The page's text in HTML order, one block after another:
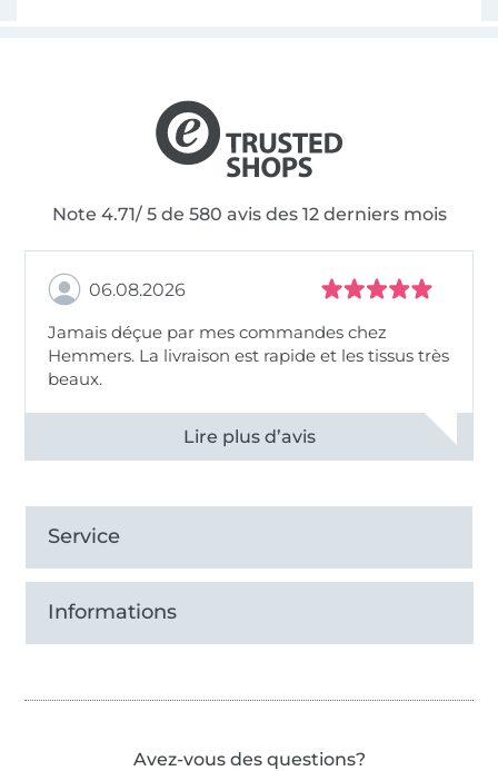
Note 4.71/ 5 de 580 avis des 12 derniers mois
06.08.2026
Jamais déçue par mes commandes chez
Hemmers. La livraison est rapide et les tissus très
beaux.
Voir tous les 11495 commentaires
Service
Informations
Avez-vous des questions?